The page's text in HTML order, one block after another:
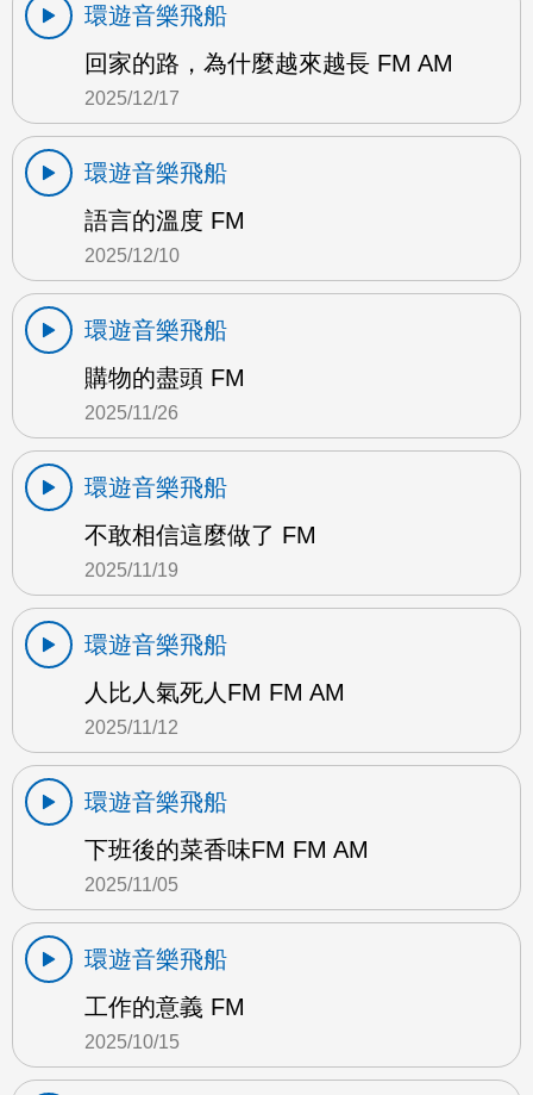
環遊音樂飛船
回家的路，為什麼越來越長 FM AM
2025/12/17
環遊音樂飛船
語言的溫度 FM
2025/12/10
環遊音樂飛船
購物的盡頭 FM
2025/11/26
環遊音樂飛船
不敢相信這麼做了 FM
2025/11/19
環遊音樂飛船
人比人氣死人FM FM AM
2025/11/12
環遊音樂飛船
下班後的菜香味FM FM AM
2025/11/05
環遊音樂飛船
工作的意義 FM
2025/10/15